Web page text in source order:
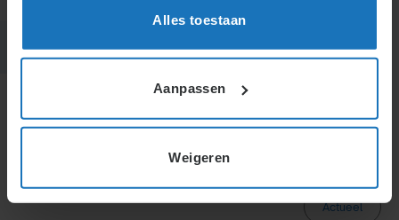
Alles toestaan
Aanpassen
Weigeren
Actueel